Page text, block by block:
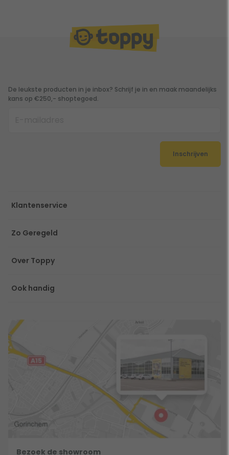
De leukste producten in je inbox? Schrijf je in en maak maandelijks
kans op €250,- shoptegoed.
Inschrijven
Klantenservice
Zo Geregeld
Over Toppy
Ook handig
Bezoek de showroom